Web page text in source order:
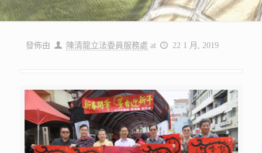
發佈由 陳清龍立法委員服務處 at 22 1 月, 2019